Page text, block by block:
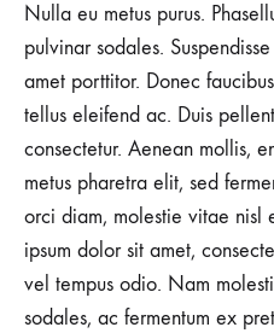
15
REASONS
THE
AMISH
WERE
RIGHT
ABOUT
Nulla eu metus purus.
pulvinar sodales.
amet porttitor. Donec
tellus eleifend ac. Duis
consectetur. Aenean mollis,
metus pharetra elit, sed
orci diam, molestie vitae nisl
ipsum dolor sit amet,
vel tempus odio. Nam
sodales, ac fermentum ex